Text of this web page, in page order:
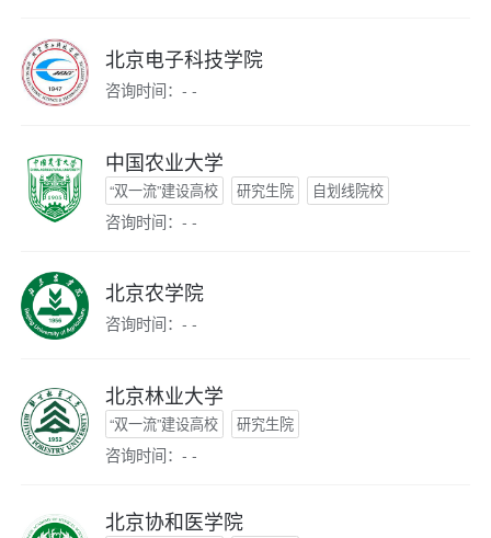
北京电子科技学院
咨询时间：- -
中国农业大学
“双一流”建设高校 研究生院 自划线院校
咨询时间：- -
北京农学院
咨询时间：- -
北京林业大学
“双一流”建设高校 研究生院
咨询时间：- -
北京协和医学院